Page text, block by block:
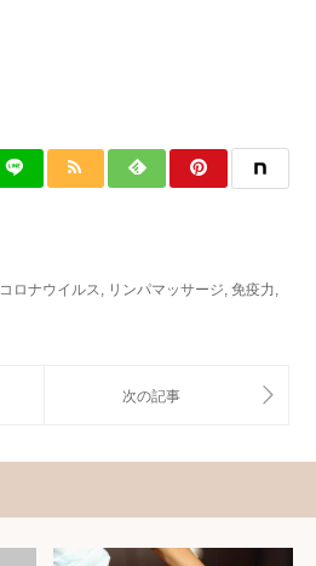
コロナウイルス リンパマッサージ 免疫力